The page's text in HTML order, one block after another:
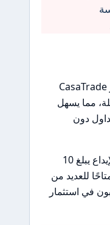
توفر CasaTrade
مما يسهل
دون
الحد الأدنى للإيداع يبلغ 10
للعديد من
في استثمار